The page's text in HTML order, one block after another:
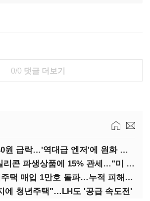
0/0 댓글 더보기
한 달 새 약 140원 급락…'역대급 엔저'에 원화 변곡점
트럼프, 폴리실리콘 파생상품에 15% 관세…"미 산업 재건"
전세사기 피해주택 매입 1만호 돌파…누적 피해자 4만278명
에 청년주택"…LH도 '공급 속도전'